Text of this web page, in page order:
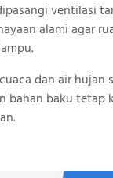
ventilasi
alami agar
dan air hujan
bahan baku tetap